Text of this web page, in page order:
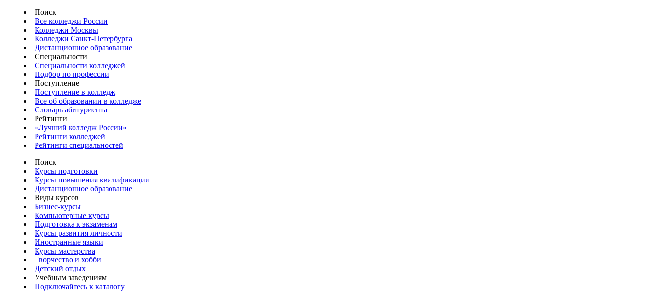
Поиск
Все колледжи России
Колледжи Москвы
Колледжи Санкт-Петербурга
Дистанционное образование
Специальности
Специальности колледжей
Подбор по профессии
Поступление
Поступление в колледж
Все об образовании в колледже
Словарь абитуриента
Рейтинги
«Лучший колледж России»
Рейтинги колледжей
Рейтинги специальностей
Поиск
Курсы подготовки
Курсы повышения квалификации
Дистанционное образование
Виды курсов
Бизнес-курсы
Компьютерные курсы
Подготовка к экзаменам
Курсы развития личности
Иностранные языки
Курсы мастерства
Творчество и хобби
Детский отдых
Учебным заведениям
Подключайтесь к каталогу